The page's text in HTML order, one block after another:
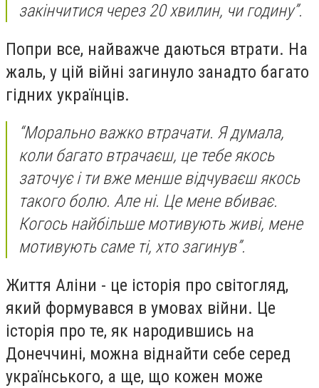
закінчитися через 20 хвилин, чи годину”.
Попри все, найважче даються втрати. На
жаль, у цій війні загинуло занадто багато
гідних українців.
“Морально важко втрачати. Я думала,
коли багато втрачаєш, це тебе якось
заточує і ти вже менше відчуваєш якось
такого болю. Але ні. Це мене вбиває.
Когось найбільше мотивують живі, мене
мотивують саме ті, хто загинув”.
Життя Аліни - це історія про світогляд,
який формувався в умовах війни. Це
історія про те, як народившись на
Донеччині, можна віднайти себе серед
українського, а ще, що кожен може